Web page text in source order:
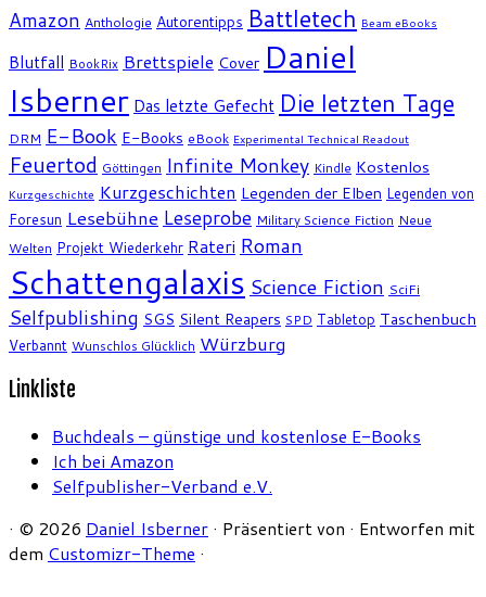
Amazon Anthologie Autorentipps Battletech Beam eBooks
Blutfall BookRix Brettspiele Cover Daniel
Isberner Das letzte Gefecht Die letzten Tage
DRM E-Book E-Books eBook Experimental Technical Readout
Feuertod Göttingen Infinite Monkey Kindle Kostenlos
Kurzgeschichte Kurzgeschichten Legenden der Elben Legenden von
Foresun Lesebühne Leseprobe Military Science Fiction Neue
Welten Projekt Wiederkehr Rateri Roman
Schattengalaxis Science Fiction SciFi
Selfpublishing SGS Silent Reapers SPD Tabletop Taschenbuch
Verbannt Wunschlos Glücklich Würzburg
Linkliste
Buchdeals – günstige und kostenlose E-Books
Ich bei Amazon
Selfpublisher-Verband e.V.
· © 2026 Daniel Isberner · Präsentiert von · Entworfen mit
dem Customizr-Theme ·